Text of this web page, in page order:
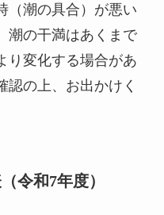
（潮の具合）が悪い
潮の干満はあくまで
り変化する場合があ
認の上、お出かけく
令和7年度）